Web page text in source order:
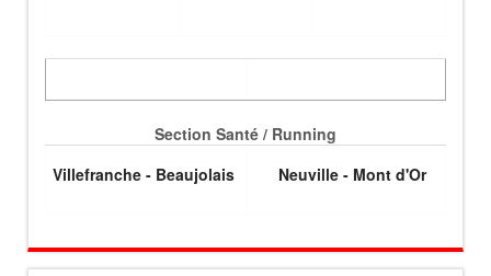
Section Santé / Running
Villefranche - Beaujolais
Neuville - Mont d'Or